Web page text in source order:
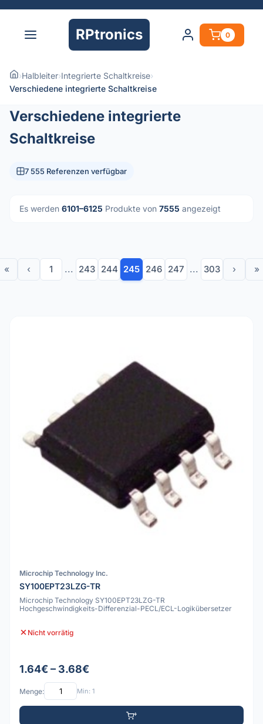
RPtronics 0
›Halbleiter›Integrierte Schaltkreise›
Verschiedene integrierte Schaltkreise
Verschiedene integrierte
Schaltkreise
7 555 Referenzen verfügbar
Es werden 6101–6125 Produkte von 7555 angezeigt
« ‹ 1 ... 243 244 245 246 247 ... 303 › »
Microchip Technology Inc.
SY100EPT23LZG-TR
Microchip Technology SY100EPT23LZG-TR
Hochgeschwindigkeits-Differenzial-PECL/ECL-Logikübersetzer
Nicht vorrätig
1.64€ – 3.68€
Menge: Min: 1